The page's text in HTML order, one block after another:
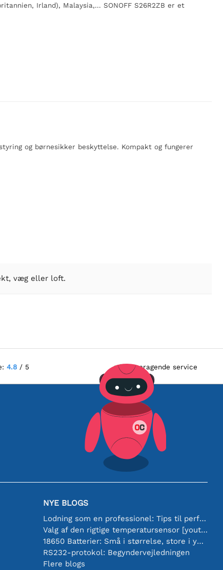
Irland), Malaysia,... SONOFF S26R2ZB er et
og børnesikker beskyttelse. Kompakt og fungerer
væg eller loft.
4.8 / 5 Fremragende service
NYE BLOGS
Lodning som en professionel: Tips til perfekte elektroniske forbindelser
Valg af den rigtige temperatursensor [youtube]
18650 Batterier: Små i størrelse, store i ydeevne
RS232-protokol: Begyndervejledningen
Flere blogs